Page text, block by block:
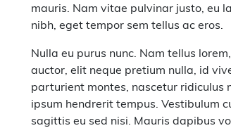
mauris. Nam vitae pulvinar justo, eu
nibh, eget tempor sem tellus ac eros.
Nulla eu purus nunc. Nam tellus
auctor, elit neque pretium nulla, id
parturient montes, nascetur ridiculus
ipsum hendrerit tempus. Vestibulum
sagittis eu sed nisi. Mauris dapibus